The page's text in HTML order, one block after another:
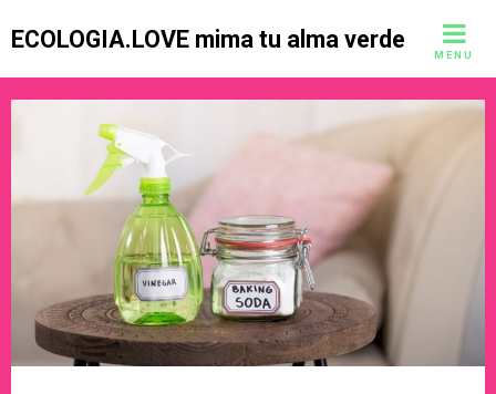
ECOLOGIA.LOVE mima tu alma verde
MENU